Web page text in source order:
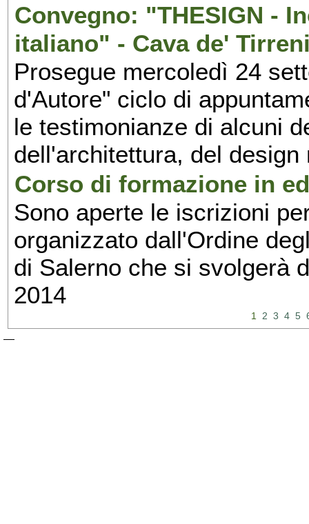
Convegno: "THESIGN -
italiano" - Cava de'
Prosegue mercoledì 24
d'Autore" ciclo di
le testimonianze di alcuni
dell'architettura, del
Corso di formazione in
Sono aperte le iscrizioni
organizzato dall'Ordine
di Salerno che si svolgerà
2014
1 2 3 4 5